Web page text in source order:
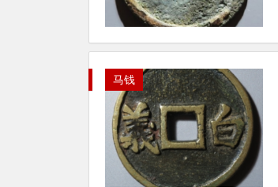
马钱